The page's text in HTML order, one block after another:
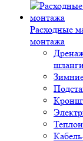
Расходные
монтажа